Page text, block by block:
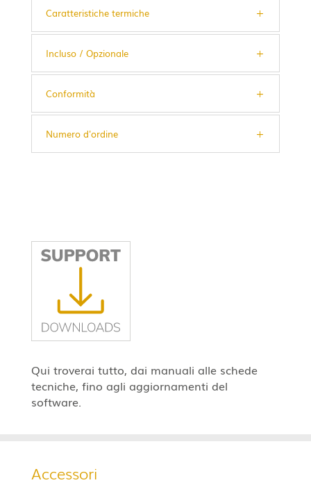
Caratteristiche termiche
Incluso / Opzionale
Conformità
Numero d'ordine
Qui troverai tutto, dai manuali alle schede
tecniche, fino agli aggiornamenti del
software.
Accessori